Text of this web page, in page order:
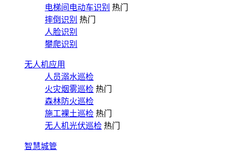
电梯间电动车识别 热门
摔倒识别 热门
人脸识别
攀爬识别
无人机应用
人员溺水巡检
火灾烟雾巡检 热门
森林防火巡检
施工裸土巡检 热门
无人机光伏巡检 热门
智慧城管